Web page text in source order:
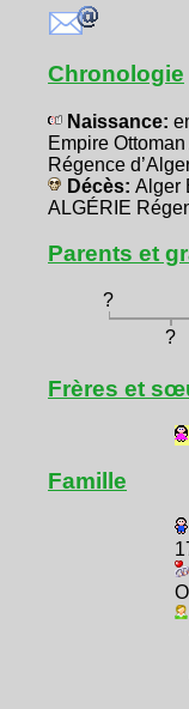
Chronologie
Naissance:
Empire
Régence
Décès: Alger
ALGÉRIE
Parents et
?
?
Frères et
Famille